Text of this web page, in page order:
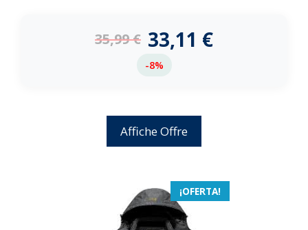
5
35,99€ 33,11 €
-8%
Affiche Offre
¡OFERTA!